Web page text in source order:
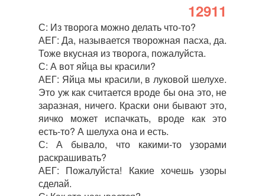
12911
С: Из творога можно делать что-то?
АЕГ: Да, называется творожная пасха, да.
Тоже вкусная из творога, пожалуйста.
С: А вот яйца вы красили?
АЕГ: Яйца мы красили, в луковой шелухе.
Это уж как считается вроде бы она это, не
заразная, ничего. Краски они бывают это,
яичко может испачкать, вроде как это
есть-то? А шелуха она и есть.
С: А бывало, что какими-то узорами
раскрашивать?
АЕГ: Пожалуйста! Какие хочешь узоры
сделай.